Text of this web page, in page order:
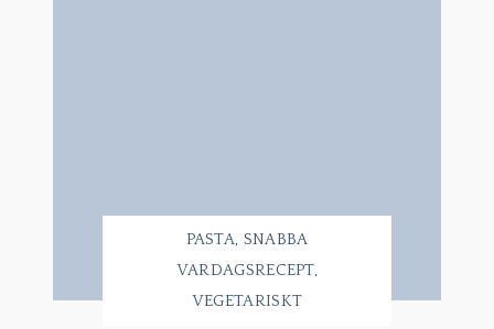
PASTA SNABBA
VARDAGSRECEPT
VEGETARISKT